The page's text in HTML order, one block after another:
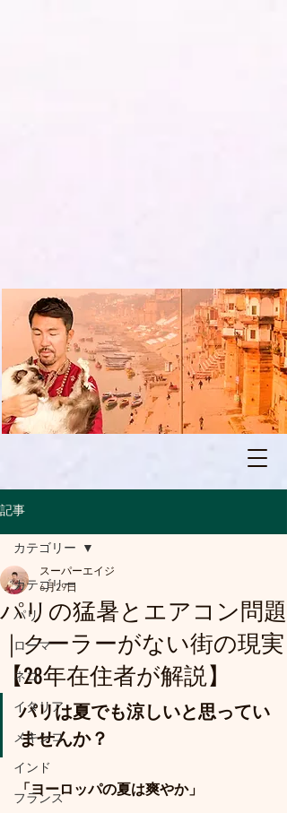
記事
カテゴリー
パリ
ローマ
ネコ
イタリア
メキシコ
インド
フランス
カテゴリー
パリの猛暑とエアコン問題
｜クーラーがない街の現実
【28年在住者が解説】
スーパーエイジ
6月29日
パリは夏でも涼しいと思ってい
ませんか？
「ヨーロッパの夏は爽やか」